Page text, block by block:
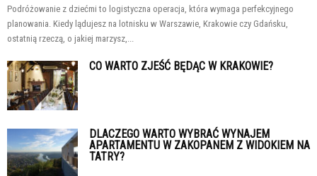
Podróżowanie z dziećmi to logistyczna operacja, która wymaga perfekcyjnego
planowania. Kiedy lądujesz na lotnisku w Warszawie, Krakowie czy Gdańsku,
ostatnią rzeczą, o jakiej marzysz,...
CO WARTO ZJEŚĆ BĘDĄC W KRAKOWIE?
DLACZEGO WARTO WYBRAĆ WYNAJEM
APARTAMENTU W ZAKOPANEM Z WIDOKIEM NA
TATRY?